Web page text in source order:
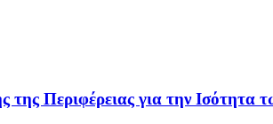
Περιφέρειας για την Ισότητα